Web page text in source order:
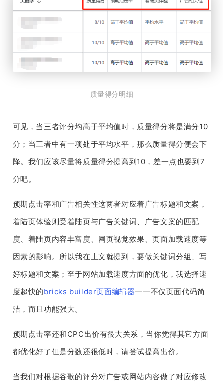
质量得分明细
可见，当三者评分均高于平均值时，质量得分将是满分10
分；当三者中有一项处于平均水平，那么质量得分便会下
降。我们应该尽量将质量得分提高到10，差一点也要到7
分吧。
预期点击率和广告相关性这两者对应着广告标题和文案，
着陆页体验则受着陆页与广告关键词、广告文案的匹配
度、着陆页内容丰富度、网页视觉效果、页面加载速度等
因素的影响。所以我在上文就提到，要做关键词分组、写
好标题和文案；至于网站加载速度方面的优化，我选择速
度超快的bricks builder页面编辑器——不仅页面代码简
洁，而且功能强大。
预期点击率还和CPC出价有很大关系，当你觉得其它方面
都优化好了但是分数还很低时，请尝试提高出价。
当我们对根据谷歌的评分对广告或网站内容做了对应修改